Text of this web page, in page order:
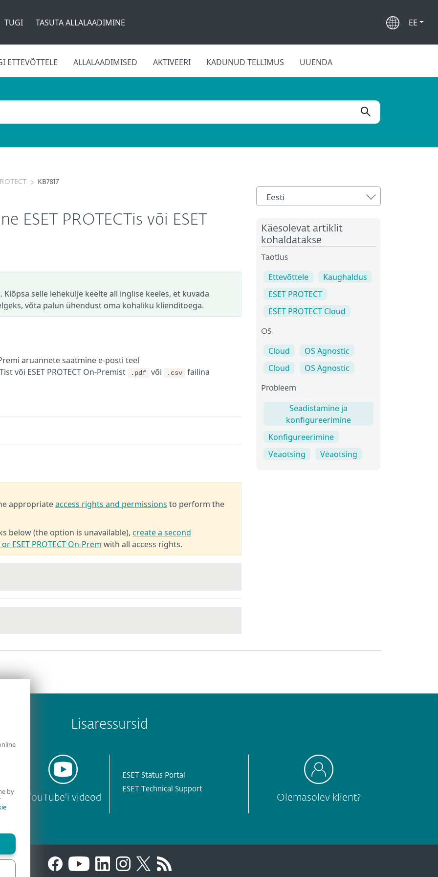
TUGI TASUTA ALLALAADIMINE EE
ETTEVÕTTELE ALLALAADIMISED AKTIVEERI KADUNUD TELLIMUS UUENDA
KB7817
ESET PROTECTis või ESET
selle lehekülje keelte all inglise keeles, et kuvada
võta palun ühendust oma kohaliku klienditoega.
Premi aruannete saatmine e-posti teel
või ESET PROTECT On-Premist
.pdf või .csv failina
appropriateaccess rights and permissions to perform the
below (the option is unavailable), create a second
ESET PROTECT On-Prem with all access rights.
Eesti
Käesolevat artiklit
kohaldatakse
Taotlus
Ettevõttele
Kaughaldus
ESET PROTECT
ESET PROTECT Cloud
OS
Cloud
OS Agnostic
Cloud
OS Agnostic
Probleem
Seadistamine ja
konfigureerimine
Konfigureerimine
Veaotsing
Veaotsing
Lisaressursid
YouTube'i videod
ESET Status Portal
ESET Technical Support
Olemasolev klient?
by